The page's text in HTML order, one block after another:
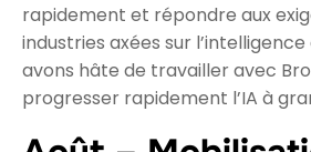
rapidement et répondre aux
industries axées sur
avons hâte de travailler avec
progresser rapidement l’IA à